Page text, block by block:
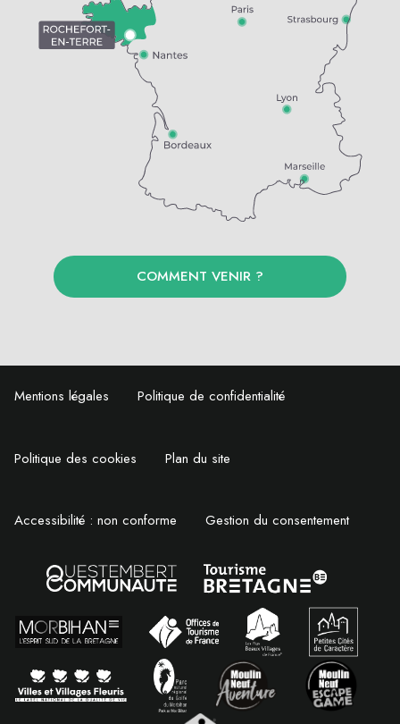
COMMENT VENIR ?
Mentions légales Politique de confidentialité
Politique des cookies Plan du site
Accessibilité : non conforme Gestion du consentement